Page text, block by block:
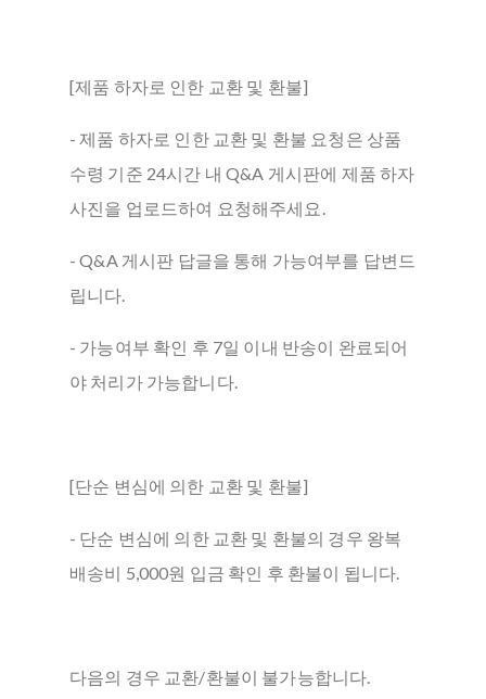
[제품 하자로 인한 교환 및 환불]
- 제품 하자로 인한 교환 및 환불 요청은 상품
수령 기준 24시간 내 Q&A 게시판에 제품 하자
사진을 업로드하여 요청해주세요.
- Q&A 게시판 답글을 통해 가능여부를 답변드
립니다.
- 가능여부 확인 후 7일 이내 반송이 완료되어
야 처리가 가능합니다.
[단순 변심에 의한 교환 및 환불]
- 단순 변심에 의한 교환 및 환불의 경우 왕복
배송비 5,000원 입금 확인 후 환불이 됩니다.
다음의 경우 교환/환불이 불가능합니다.